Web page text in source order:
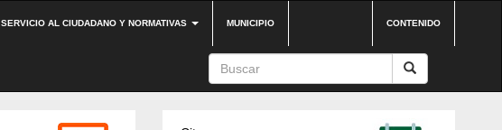
SERVICIO AL CIUDADANO Y NORMATIVAS MUNICIPIO CONTENIDO